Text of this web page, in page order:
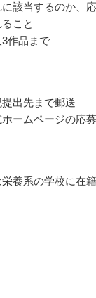
に該当するのか、
こと
作品まで
出先まで郵送
ホームページの応
養系の学校に在